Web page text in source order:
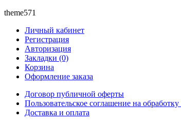
theme571
Личный кабинет
Регистрация
Авторизация
Закладки (0)
Корзина
Оформление заказа
Договор публичной оферты
Пользовательское соглашение на
Доставка и оплата